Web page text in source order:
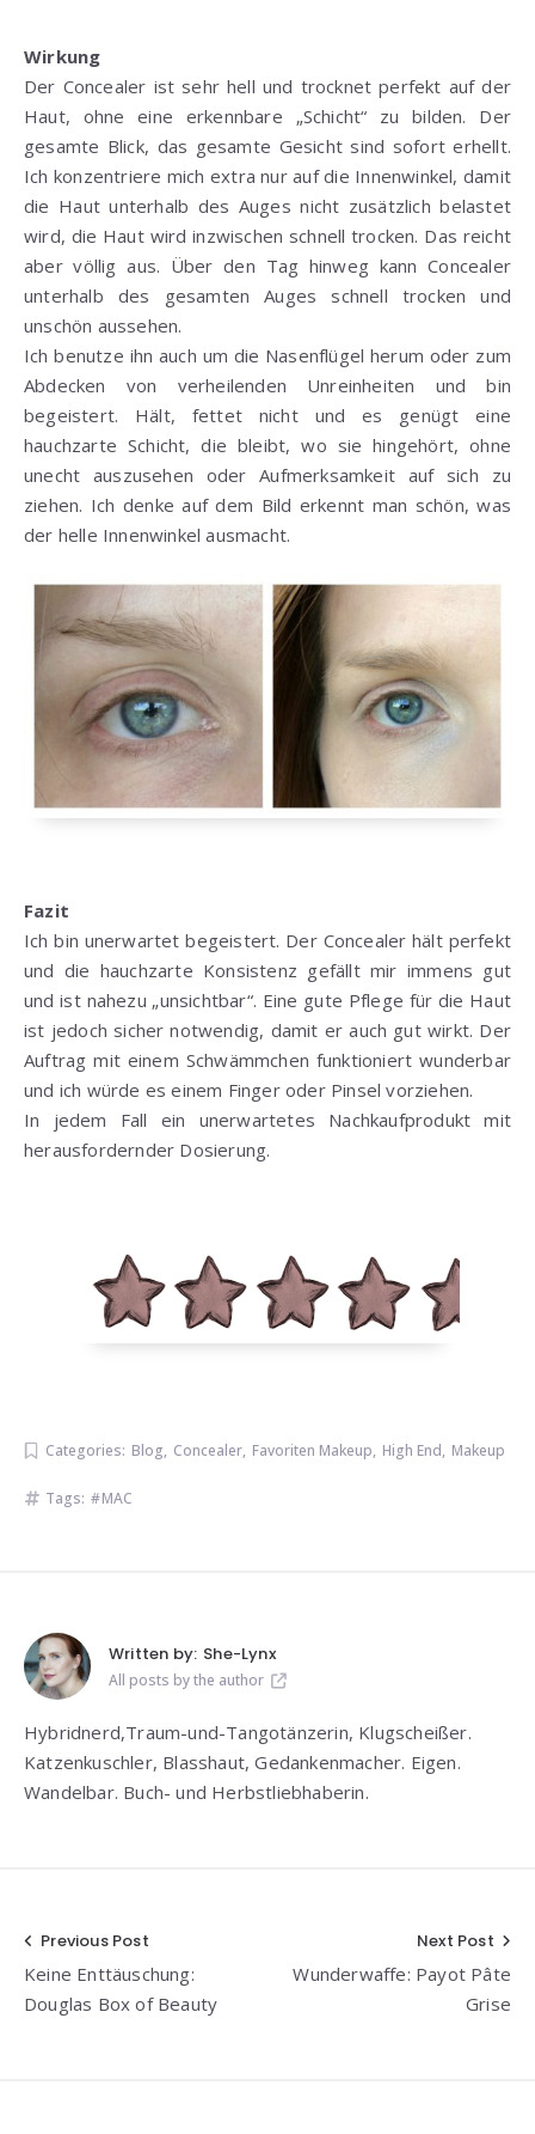
Wirkung
Der Concealer ist sehr hell und trocknet perfekt auf der
Haut, ohne eine erkennbare „Schicht“ zu bilden. Der
gesamte Blick, das gesamte Gesicht sind sofort erhellt.
Ich konzentriere mich extra nur auf die Innenwinkel, damit
die Haut unterhalb des Auges nicht zusätzlich belastet
wird, die Haut wird inzwischen schnell trocken. Das reicht
aber völlig aus. Über den Tag hinweg kann Concealer
unterhalb des gesamten Auges schnell trocken und
unschön aussehen.
Ich benutze ihn auch um die Nasenflügel herum oder zum
Abdecken von verheilenden Unreinheiten und bin
begeistert. Hält, fettet nicht und es genügt eine
hauchzarte Schicht, die bleibt, wo sie hingehört, ohne
unecht auszusehen oder Aufmerksamkeit auf sich zu
ziehen. Ich denke auf dem Bild erkennt man schön, was
der helle Innenwinkel ausmacht.
Fazit
Ich bin unerwartet begeistert. Der Concealer hält perfekt
und die hauchzarte Konsistenz gefällt mir immens gut
und ist nahezu „unsichtbar“. Eine gute Pflege für die Haut
ist jedoch sicher notwendig, damit er auch gut wirkt. Der
Auftrag mit einem Schwämmchen funktioniert wunderbar
und ich würde es einem Finger oder Pinsel vorziehen.
In jedem Fall ein unerwartetes Nachkaufprodukt mit
herausfordernder Dosierung.
Categories: Blog, Concealer, Favoriten Makeup, High End, Makeup
Tags: MAC
Written by: She-Lynx
All posts by the author
Hybridnerd,Traum-und-Tangotänzerin, Klugscheißer.
Katzenkuschler, Blasshaut, Gedankenmacher. Eigen.
Wandelbar. Buch- und Herbstliebhaberin.
Beitragsnavigation
Previous Post
Keine Enttäuschung:
Douglas Box of Beauty
Next Post
Wunderwaffe: Payot Pâte
Grise